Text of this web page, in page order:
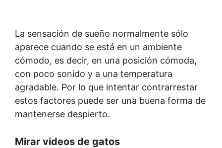
La sensación de sueño normalmente sólo
aparece cuando se está en un ambiente
cómodo, es decir, en una posición cómoda,
con poco sonido y a una temperatura
agradable. Por lo que intentar contrarrestar
estos factores puede ser una buena forma de
mantenerse despierto.
Mirar videos de gatos